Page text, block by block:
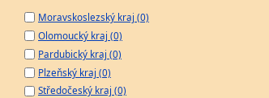
Moravskoslezský kraj (0)
Olomoucký kraj (0)
Pardubický kraj (0)
Plzeňský kraj (0)
Středočeský kraj (0)